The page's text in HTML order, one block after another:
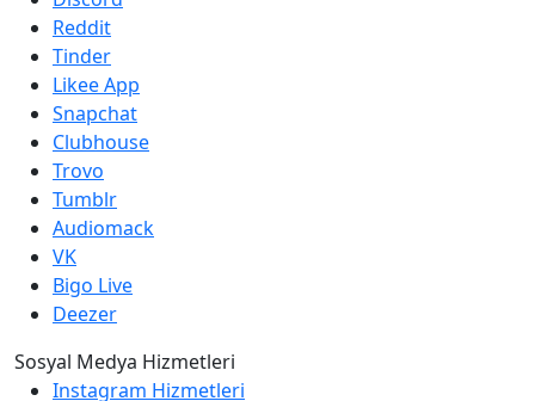
Reddit
Tinder
Likee App
Snapchat
Clubhouse
Trovo
Tumblr
Audiomack
VK
Bigo Live
Deezer
Sosyal Medya Hizmetleri
Instagram Hizmetleri